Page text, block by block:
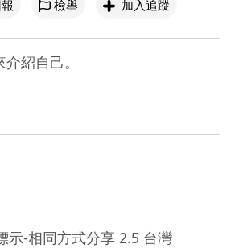
檢舉 加入追蹤
紹自己。
示-相同方式分享 2.5 台灣